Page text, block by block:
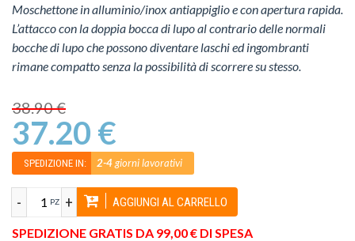
Moschettone in alluminio/inox antiappiglio e con apertura rapida.
L’attacco con la doppia bocca di lupo al contrario delle normali
bocche di lupo che possono diventare laschi ed ingombranti
rimane compatto senza la possibilità di scorrere su stesso.
38.90 €
37.20 €
SPEDIZIONE IN: 2-4giorni lavorativi
PZ +
- AGGIUNGI AL CARRELLO
SPEDIZIONE GRATIS DA 99,00 € DI SPESA